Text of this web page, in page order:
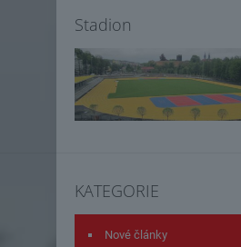
Stadion
KATEGORIE
Nové články